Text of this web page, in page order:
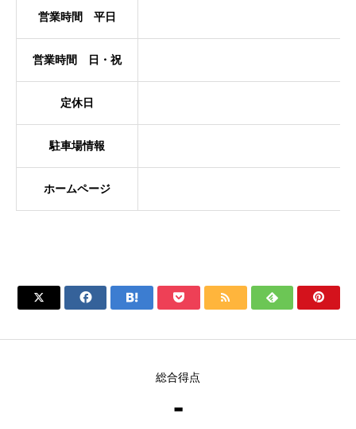
営業時間 平日
営業時間 日・祝
定休日
駐車場情報
ホームページ
      
総合得点
-